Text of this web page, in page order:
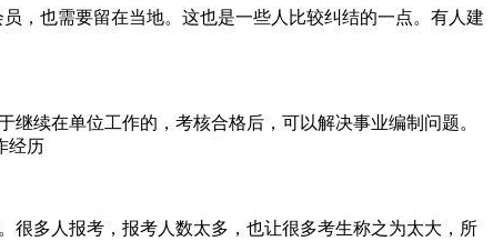
，也需要留在当地。这也是一些人比较纠结的一点。有人建
续在单位工作的，考核合格后，可以解决事业编制问题。
经历
很多人报考，报考人数太多，也让很多考生称之为太大，所